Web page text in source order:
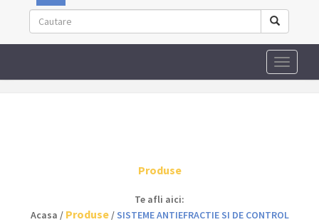
Toggle
Produse
Te afli aici:
Acasa / Produse/SISTEME ANTIEFRACTIE SI DE CONTROL